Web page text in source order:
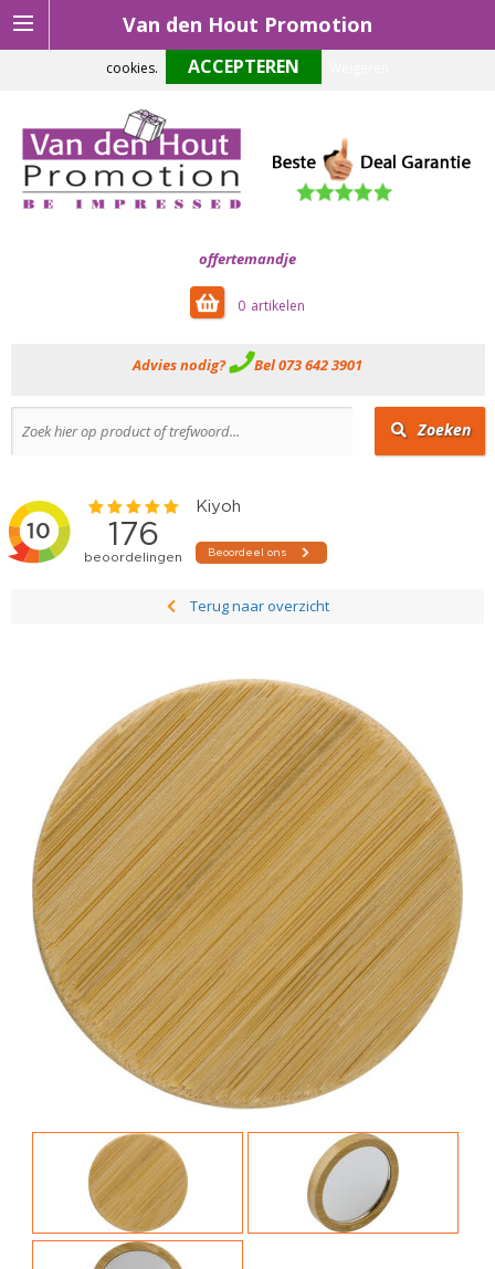
Van den Hout Promotion
offertemandje
0
Advies nodig? Bel 073 642 3901
Zoeken
Terug naar overzicht
Om onze website optimaal te laten functioneren maken wij gebruik van
cookies.